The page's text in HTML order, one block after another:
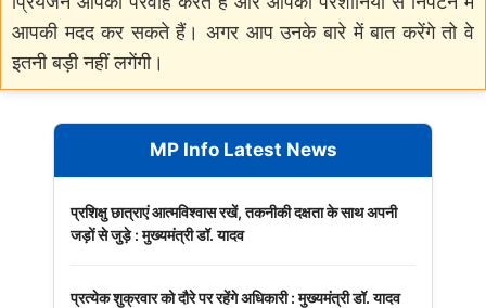
आपकी मदद कर सकते हैं। अगर आप उनके बारे में बात करेंगे तो वे
इतनी बड़ी नहीं लगेंगी।
MP Info Latest News
प्रशिक्षु छात्राएं आत्मविश्वास रखें, तकनीकी दक्षता के साथ अपनी
जड़ों से जुड़े : मुख्यमंत्री डॉ. यादव
प्रत्येक शुक्रवार को दौरे पर रहेंगे अधिकारी : मुख्यमंत्री डॉ. यादव